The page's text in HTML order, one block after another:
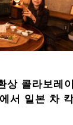
상 콜라보레이
서 일본 차